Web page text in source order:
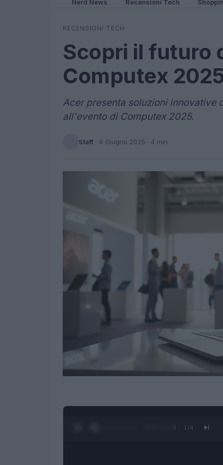
Nerd News Recensioni Tech
RECENSIONI TECH
Scopri il futuro
Computex
Acer presenta soluzioni innovative
all'evento di Computex 2025.
Staff · 6 Giugno 2025 · 4 min
0:28 / 1:23 1 /4